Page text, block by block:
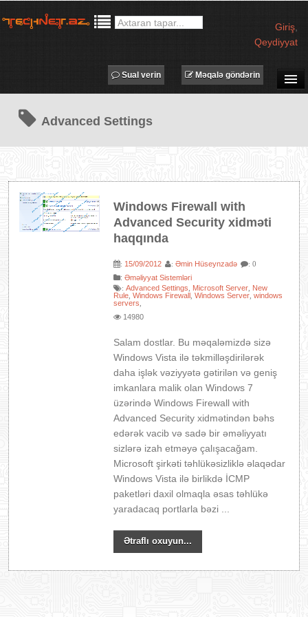
Giriş
Qeydiyyat
MƏQALƏLƏR
PROQRAMLAR
XƏBƏRLƏR
Məqalə göndərin
Sual verin
Advanced Settings
Windows Firewall with
Advanced Security xidməti
haqqında
: 15/09/2012 :Əmin Hüseynzadə : 0
:Əməliyyat Sistemləri
:Advanced Settings Microsoft Server New
Rule ,Windows Firewall ,Windows Server ,windows
servers
14980
Salam dostlar. Bu məqaləmizdə sizə
Windows Vista ilə təkmilləşdirilərək
daha işlək vəziyyətə gətirilən və geniş
imkanlara malik olan Windows 7
üzərində Windows Firewall with
Advanced Security xidmətindən bəhs
edərək vacib və sadə bir əməliyyatı
sizlərə izah etməyə çalışacağam.
Microsoft şirkəti təhlükəsizliklə əlaqədar
Windows Vista ilə birlikdə İCMP
paketləri daxil olmaqla əsas təhlükə
yaradacaq portlarla bəzi ...
Ətraflı oxuyun...